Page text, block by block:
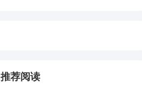
推荐阅读